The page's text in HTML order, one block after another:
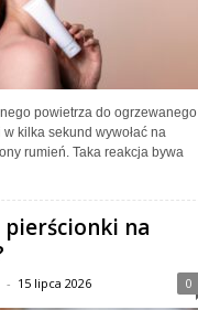
powietrza do ogrzewanego
kilka sekund wywołać na
rumień. Taka reakcja bywa
pierścionki na
- 15 lipca 2026 0